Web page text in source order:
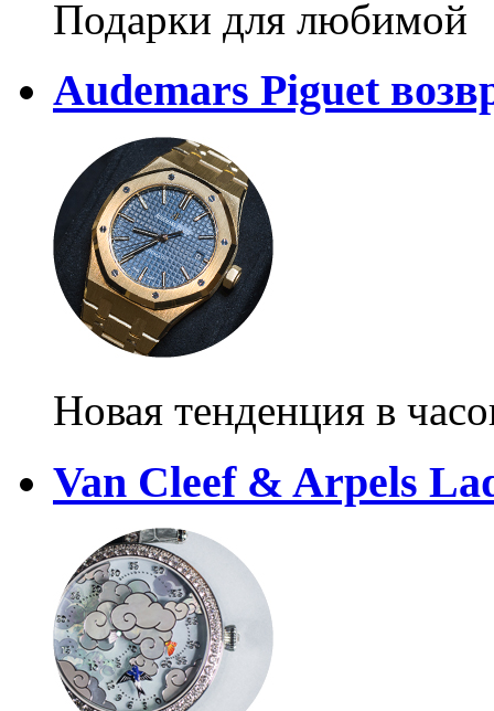
Подарки для любимой
Audemars Piguet
Новая тенденция в
Van Cleef & Arpels